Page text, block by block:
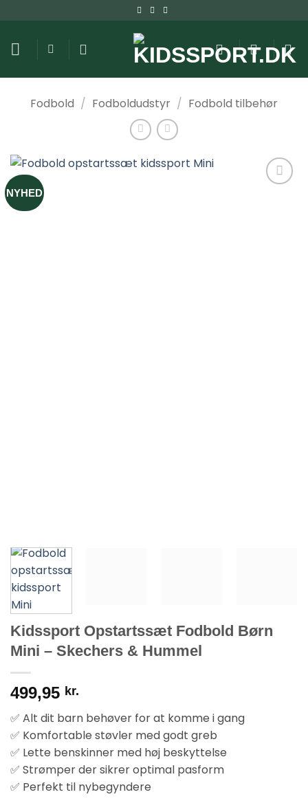
til
indhold
Fodbold / Fodboldudstyr / Fodbold tilbehør
NYHED
Kidssport Opstartssæt Fodbold Børn
Mini – Skechers & Hummel
499,95 kr.
✅ Alt dit barn behøver for at komme i gang
✅ Komfortable støvler med godt greb
✅ Lette benskinner med høj beskyttelse
✅ Strømper der sikrer optimal pasform
✅ Perfekt til nybegyndere